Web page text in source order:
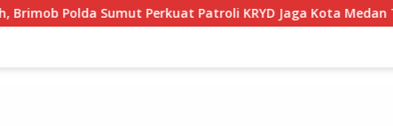
Patroli KRYD Jaga Kota Medan Tetap Kondusif